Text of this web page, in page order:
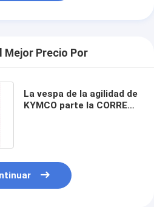
Mejor Precio Por
La vespa de la agilidad de
KYMCO parte la CORREA